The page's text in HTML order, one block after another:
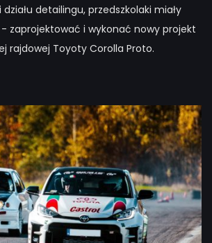
detailingu, przedszkolaki miały
zaprojektować i wykonać nowy projekt
rajdowej Toyoty Corolla Proto.